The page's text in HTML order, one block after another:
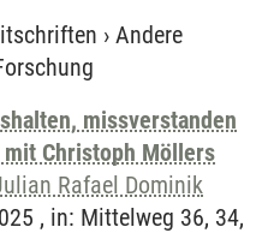
› Andere
missverstanden
mit Christoph Möllers
Rafael Dominik
, in: Mittelweg 36, 34,